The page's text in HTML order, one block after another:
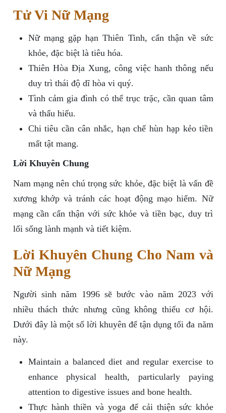
Tử Vi Nữ Mạng
Nữ mạng gặp hạn Thiên Tinh, cẩn thận về sức
khỏe, đặc biệt là tiêu hóa.
Thiên Hòa Địa Xung, công việc hanh thông nếu
duy trì thái độ dĩ hòa vi quý.
Tình cảm gia đình có thể trục trặc, cần quan tâm
và thấu hiểu.
Chi tiêu cần cân nhắc, hạn chế hùn hạp kẻo tiền
mất tật mang.
Lời Khuyên Chung
Nam mạng nên chú trọng sức khỏe, đặc biệt là vấn đề
xương khớp và tránh các hoạt động mạo hiểm. Nữ
mạng cần cẩn thận với sức khỏe và tiền bạc, duy trì
lối sống lành mạnh và tiết kiệm.
Lời Khuyên Chung Cho Nam và
Nữ Mạng
Người sinh năm 1996 sẽ bước vào năm 2023 với
nhiều thách thức nhưng cũng không thiếu cơ hội.
Dưới đây là một số lời khuyên để tận dụng tối đa năm
này.
Maintain a balanced diet and regular exercise to
enhance physical health, particularly paying
attention to digestive issues and bone health.
Thực hành thiền và yoga để cải thiện sức khỏe